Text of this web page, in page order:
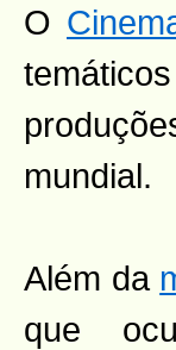
O
mundial.
Além da
que